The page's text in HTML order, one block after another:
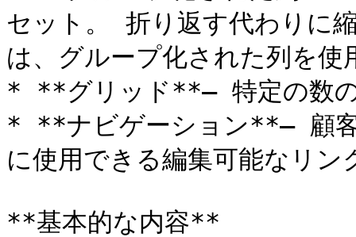
セット。 折り返す代わりに
は、グループ化された列を使
* **グリッド**– 特定の数
* **ナビゲーション**– 顧客
に使用できる編集可能なリン
**基本的な内容**